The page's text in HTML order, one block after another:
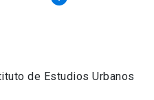
de Estudios Urbanos